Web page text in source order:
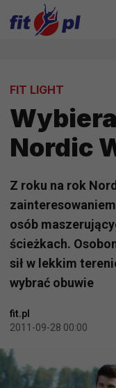
FIT LIGHT
Nordic
Z roku na rok
osób
ścieżkach.
sił w lekkim
wybrać obuwie
fit.pl
2011-09-28 00:00